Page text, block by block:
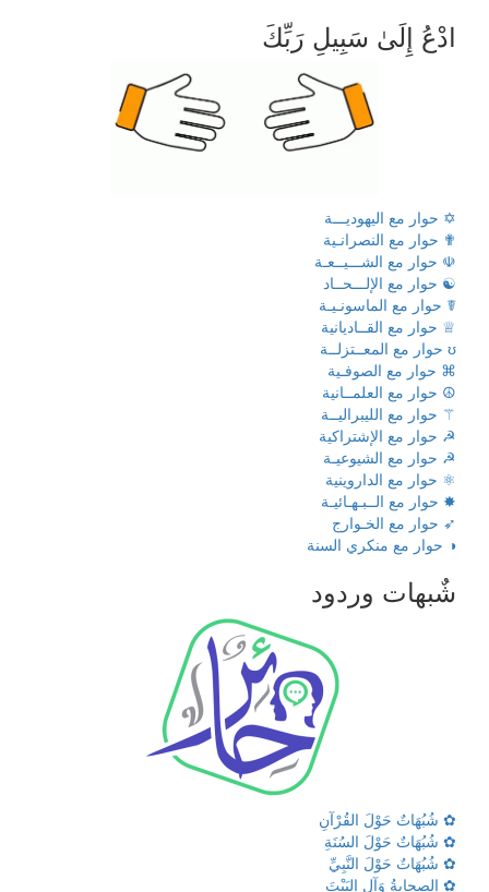
ادْعُ إِلَىٰ سَبِيلِ رَبِّكَ
✡ حوار مع اليهوديـــة
✟ حوار مع النصرانـية
☫ حوار مع الشـــيــعـة
☯ حوار مع الإلـــحــاد
☤ حوار مع الماسونـيـة
♕ حوار مع القــاديانية
ʊ حوار مع المعــتزلــة
⌘ حوار مع الصوفـية
☮ حوار مع العلمــانية
⚚ حوار مع الليبراليــة
☭ حوار مع الإشتراكية
☭ حوار مع الشيوعيـة
⚛ حوار مع الداروينية
✸ حوار مع الــبـهـائيـة
➶ حوار مع الخـوارج
◑ حوار مع منكري السنة
شٌبهات وردود
✿ شُبُهَاتٌ حَوْلَ القُرْآنِ
✿ شُبُهَاتٌ حَوْلَ السُنَةِ
✿ شُبُهَاتٌ حَوْلَ النَّبِيِّ
✿ الصحابةُ وَآلِ البَيْتَ